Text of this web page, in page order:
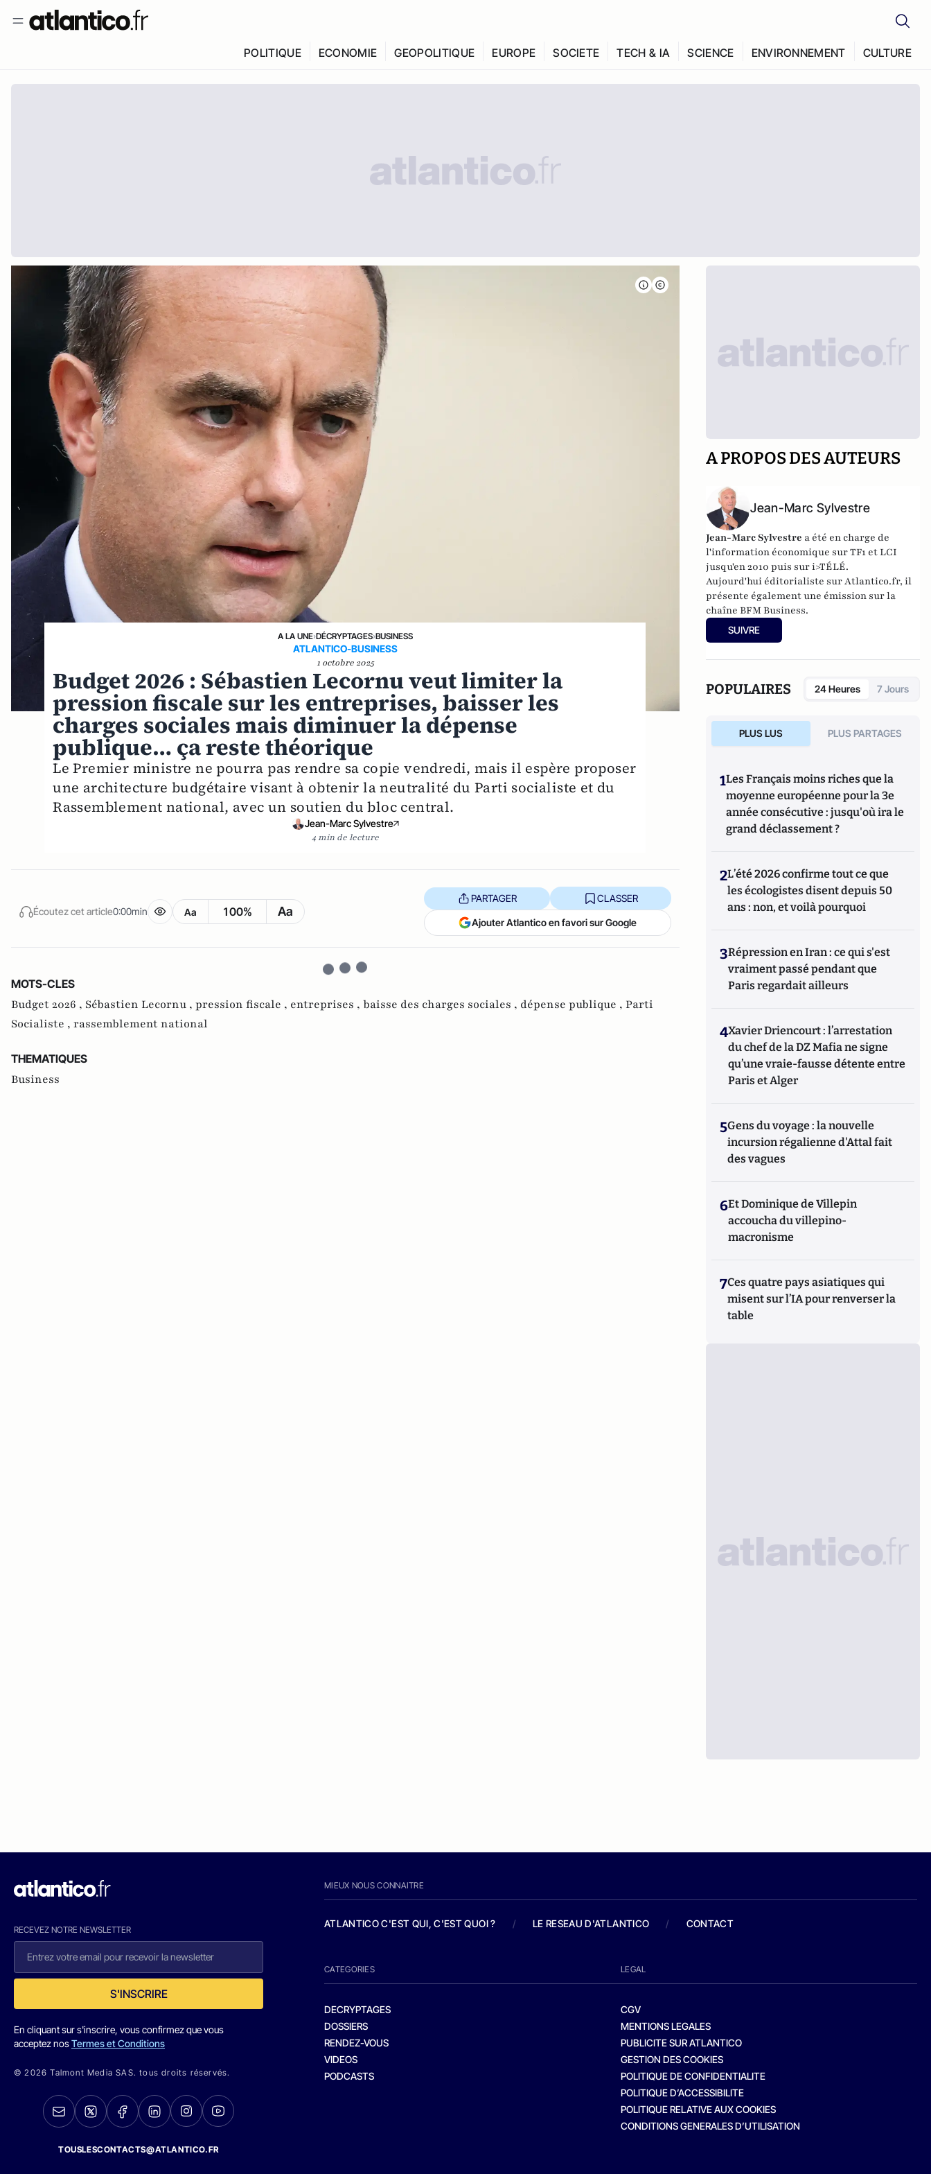
POLITIQUE ECONOMIE GEOPOLITIQUE EUROPE SOCIETE TECH & IA SCIENCE ENVIRONNEMENT CULTURE
A LA UNE›DÉCRYPTAGES›BUSINESS
ATLANTICO-BUSINESS
1 octobre 2025
Budget 2026 : Sébastien Lecornu veut limiter la
pression fiscale sur les entreprises, baisser les
charges sociales mais diminuer la dépense
publique… ça reste théorique
Le Premier ministre ne pourra pas rendre sa copie vendredi, mais il espère proposer
une architecture budgétaire visant à obtenir la neutralité du Parti socialiste et du
Rassemblement national, avec un soutien du bloc central.
Jean-Marc Sylvestre
4 min de lecture
Écoutez cet article0:00min Aa 100% Aa
PARTAGER CLASSER
Ajouter Atlantico en favori sur Google
MOTS-CLES
Budget 2026 , Sébastien Lecornu , pression fiscale , entreprises , baisse des charges sociales , dépense publique , Parti
Socialiste , rassemblement national
THEMATIQUES
Business
A PROPOS DES AUTEURS
Jean-Marc Sylvestre
Jean-Marc Sylvestre a été en charge de
l'information économique sur TF1 et LCI
jusqu'en 2010 puis sur i>TÉLÉ.
Aujourd'hui éditorialiste sur Atlantico.fr, il
présente également une émission sur la
chaîne BFM Business.
SUIVRE
POPULAIRES 24 Heures 7 Jours
PLUS LUS PLUS PARTAGES
1Les Français moins riches que la
moyenne européenne pour la 3e
année consécutive : jusqu'où ira le
grand déclassement ?
2L’été 2026 confirme tout ce que
les écologistes disent depuis 50
ans : non, et voilà pourquoi
3Répression en Iran : ce qui s'est
vraiment passé pendant que
Paris regardait ailleurs
4Xavier Driencourt : l’arrestation
du chef de la DZ Mafia ne signe
qu’une vraie-fausse détente entre
Paris et Alger
5Gens du voyage : la nouvelle
incursion régalienne d'Attal fait
des vagues
6Et Dominique de Villepin
accoucha du villepino-
macronisme
7Ces quatre pays asiatiques qui
misent sur l’IA pour renverser la
table
RECEVEZ NOTRE NEWSLETTER
S'INSCRIRE
En cliquant sur s'inscrire, vous confirmez que vous
acceptez nosTermes et Conditions
© 2026 Talmont Media SAS. tous droits réservés.
TOUSLESCONTACTS@ATLANTICO.FR
MIEUX NOUS CONNAITRE
ATLANTICO C'EST QUI, C'EST QUOI ? / LE RESEAU D'ATLANTICO / CONTACT
CATEGORIES
DECRYPTAGES
DOSSIERS
RENDEZ-VOUS
VIDEOS
PODCASTS
LEGAL
CGV
MENTIONS LEGALES
PUBLICITE SUR ATLANTICO
GESTION DES COOKIES
POLITIQUE DE CONFIDENTIALITE
POLITIQUE D’ACCESSIBILITE
POLITIQUE RELATIVE AUX COOKIES
CONDITIONS GENERALES D’UTILISATION